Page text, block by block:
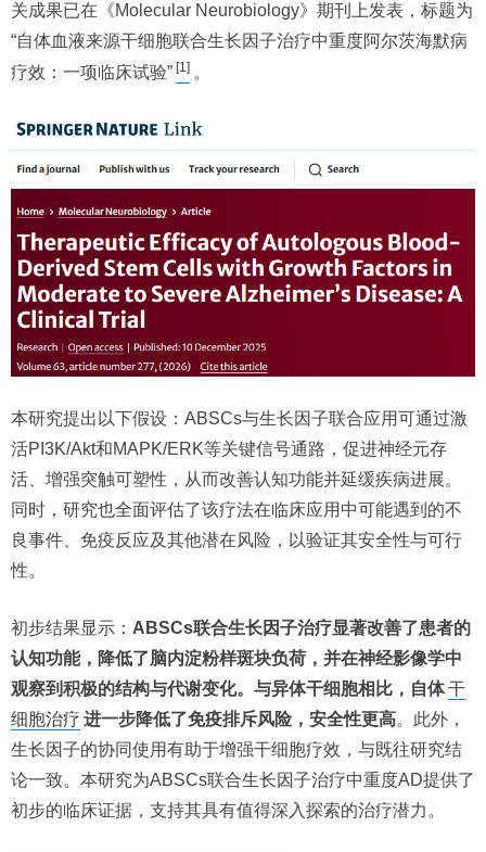
关成果已在《Molecular Neurobiology》期刊上发表，标题为
“自体血液来源干细胞联合生长因子治疗中重度阿尔茨海默病
疗效：一项临床试验” [1] 。
本研究提出以下假设：ABSCs与生长因子联合应用可通过激
活PI3K/Akt和MAPK/ERK等关键信号通路，促进神经元存
活、增强突触可塑性，从而改善认知功能并延缓疾病进展。
同时，研究也全面评估了该疗法在临床应用中可能遇到的不
良事件、免疫反应及其他潜在风险，以验证其安全性与可行
性。
初步结果显示： ABSCs联合生长因子治疗显著改善了患者的
认知功能，降低了脑内淀粉样斑块负荷，并在神经影像学中
观察到积极的结构与代谢变化。与异体干细胞相比，自体干
细胞治疗 进一步降低了免疫排斥风险，安全性更高。此外，
生长因子的协同使用有助于增强干细胞疗效，与既往研究结
论一致。本研究为ABSCs联合生长因子治疗中重度AD提供了
初步的临床证据，支持其具有值得深入探索的治疗潜力。